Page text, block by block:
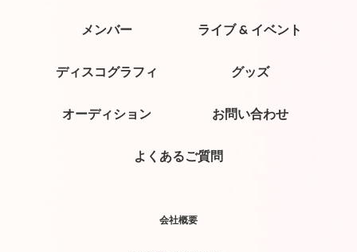
メンバー ライブ & イベント
ディスコグラフィ グッズ
オーディション お問い合わせ
よくあるご質問
会社概要